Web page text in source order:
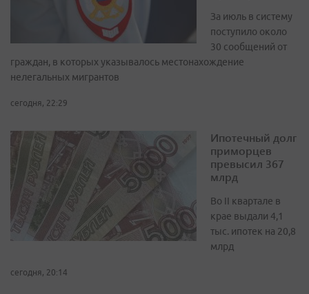
За июль в систему
поступило около
30 сообщений от
граждан, в которых указывалось местонахождение
нелегальных мигрантов
сегодня, 22:29
Ипотечный долг
приморцев
превысил 367
млрд
Во II квартале в
крае выдали 4,1
тыс. ипотек на 20,8
млрд
сегодня, 20:14